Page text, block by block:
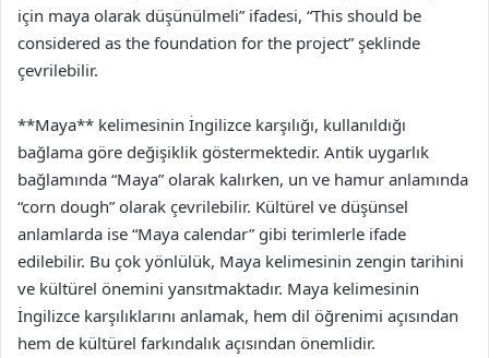
için maya olarak düşünülmeli” ifadesi, “This should be
considered as the foundation for the project” şeklinde
çevrilebilir.
**Maya** kelimesinin İngilizce karşılığı, kullanıldığı
bağlama göre değişiklik göstermektedir. Antik uygarlık
bağlamında “Maya” olarak kalırken, un ve hamur anlamında
“corn dough” olarak çevrilebilir. Kültürel ve düşünsel
anlamlarda ise “Maya calendar” gibi terimlerle ifade
edilebilir. Bu çok yönlülük, Maya kelimesinin zengin tarihini
ve kültürel önemini yansıtmaktadır. Maya kelimesinin
İngilizce karşılıklarını anlamak, hem dil öğrenimi açısından
hem de kültürel farkındalık açısından önemlidir.